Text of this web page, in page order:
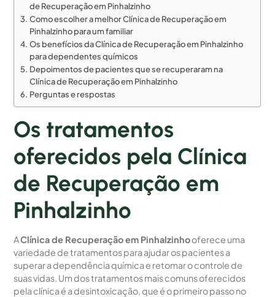
de Recuperação em Pinhalzinho
Como escolher a melhor Clínica de Recuperação em
Pinhalzinho para um familiar
Os benefícios da Clínica de Recuperação em Pinhalzinho
para dependentes químicos
Depoimentos de pacientes que se recuperaram na
Clínica de Recuperação em Pinhalzinho
Perguntas e respostas
Os tratamentos
oferecidos pela Clínica
de Recuperação em
Pinhalzinho
AClínica de Recuperação em Pinhalzinhooferece uma
variedade de tratamentos para ajudar os pacientes a
superar a dependência química e retomar o controle de
suas vidas. Um dos tratamentos mais comuns oferecidos
pela clínica é a desintoxicação, que é o primeiro passo no